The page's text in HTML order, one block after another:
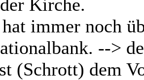
Kirche.
immer noch
-->
(Schrott) dem